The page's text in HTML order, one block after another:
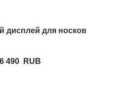
дисплей для носков
6 490 RUB